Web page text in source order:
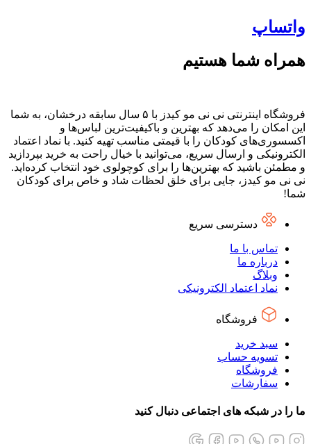
واتساپ
همراه شما هستیم
فروشگاه اینترنتی نی نی مو کیدز با ۵ سال سابقه درخشان، به شما
این امکان را می‌دهد که بهترین و باکیفیت‌ترین لباس‌ها و
اکسسوری‌های کودکان را با قیمتی مناسب تهیه کنید. با نماد اعتماد
الکترونیکی و ارسال سریع، می‌توانید با خیال راحت به خرید بپردازید
و مطمئن باشید که بهترین‌ها را برای کوچولوی خود انتخاب کرده‌اید.
نی نی مو کیدز، جایی برای خلق لحظات شاد و خاص برای کودکان
شما!
دسترسی سریع
تماس با ما
درباره ما
وبلاگ
نماد اعتماد الکترونیکی
فروشگاه
سبد خرید
تسویه حساب
فروشگاه
سفارشات
ما را در شبکه های اجتماعی دنبال کنید